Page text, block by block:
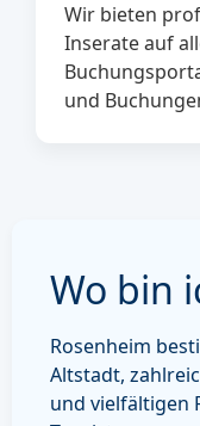
Wir bieten
Inserate auf
und
Wo bin
Rosenheim
Altstadt,
und vielfältigen